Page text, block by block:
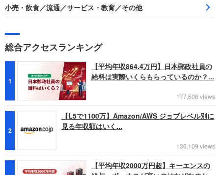
小売・飲食／流通／サービス・教育／その他
総合アクセスランキング
1
【平均年収864.4万円】日本郵政社員の
給料は実際いくらもらっているのか？...
177,608 views
2
【L5で1100万】Amazon/AWS ジョブレベル別に
見る年収額はいく...
136,109 views
【平均年収2000万円超】キーエンスの